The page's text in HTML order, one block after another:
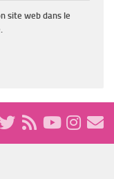
site web dans le